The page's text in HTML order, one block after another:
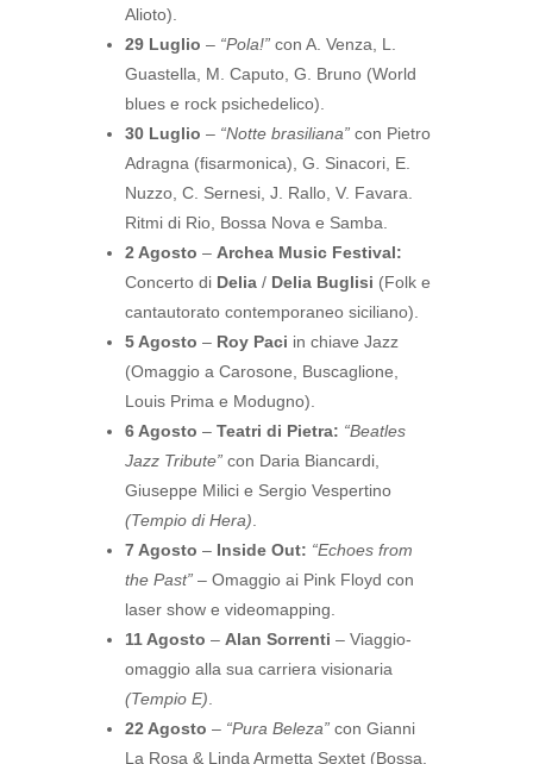
Alioto).
29 Luglio – “Pola!” con A. Venza, L.
Guastella, M. Caputo, G. Bruno (World
blues e rock psichedelico).
30 Luglio – “Notte brasiliana” con Pietro
Adragna (fisarmonica), G. Sinacori, E.
Nuzzo, C. Sernesi, J. Rallo, V. Favara.
Ritmi di Rio, Bossa Nova e Samba.
2 Agosto – Archea Music Festival:
Concerto di Delia / Delia Buglisi (Folk e
cantautorato contemporaneo siciliano).
5 Agosto – Roy Paci in chiave Jazz
(Omaggio a Carosone, Buscaglione,
Louis Prima e Modugno).
6 Agosto – Teatri di Pietra: “Beatles
Jazz Tribute” con Daria Biancardi,
Giuseppe Milici e Sergio Vespertino
(Tempio di Hera)
7 Agosto – Inside Out: “Echoes from
the Past” – Omaggio ai Pink Floyd con
laser show e videomapping.
11 Agosto – Alan Sorrenti – Viaggio-
omaggio alla sua carriera visionaria
(Tempio E)
22 Agosto – “Pura Beleza” con Gianni
La Rosa & Linda Armetta Sextet (Bossa,